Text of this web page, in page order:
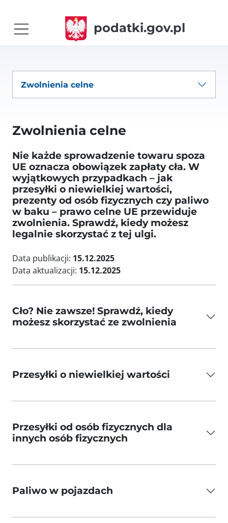
podatki.gov.pl
Zwolnienia celne
Zwolnienia celne
Nie każde sprowadzenie towaru spoza
UE oznacza obowiązek zapłaty cła. W
wyjątkowych przypadkach – jak
przesyłki o niewielkiej wartości,
prezenty od osób fizycznych czy paliwo
w baku – prawo celne UE przewiduje
zwolnienia. Sprawdź, kiedy możesz
legalnie skorzystać z tej ulgi.
Data publikacji: 15.12.2025
Data aktualizacji: 15.12.2025
Cło? Nie zawsze! Sprawdź, kiedy
możesz skorzystać ze zwolnienia
Przesyłki o niewielkiej wartości
Przesyłki od osób fizycznych dla
innych osób fizycznych
Paliwo w pojazdach